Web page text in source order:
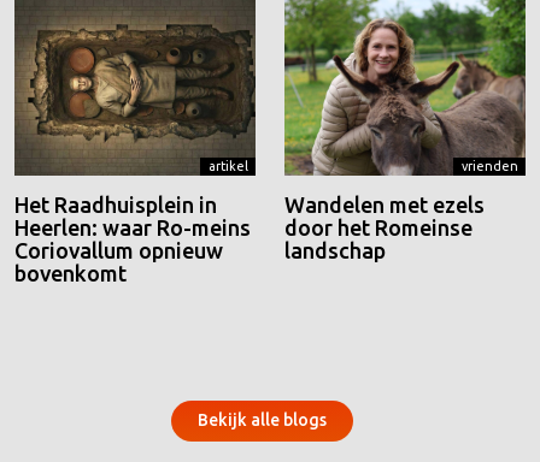
artikel
Het Raadhuisplein in
Heerlen: waar Ro-meins
Coriovallum opnieuw
bovenkomt
vrienden
Wandelen met ezels
door het Romeinse
landschap
Bekijk alle blogs